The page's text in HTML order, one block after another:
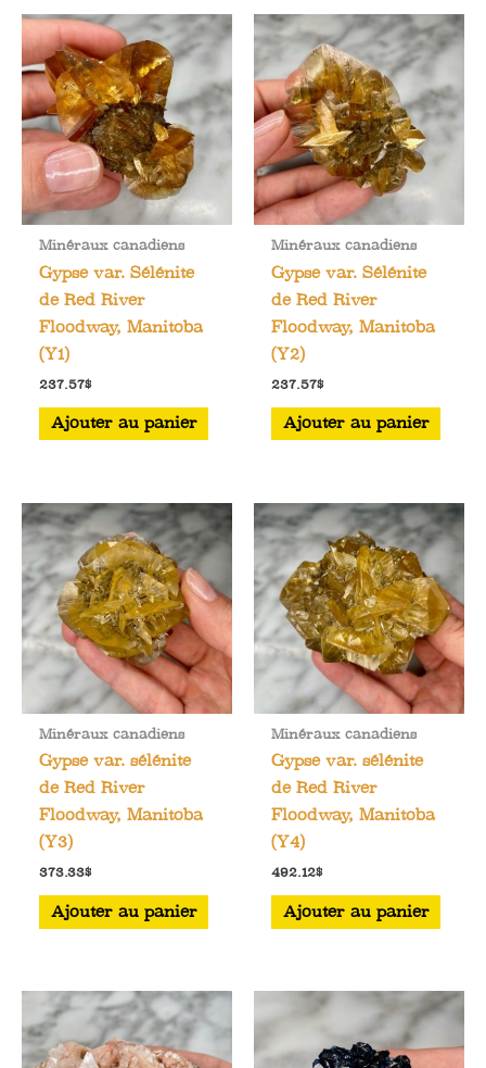
Minéraux canadiens
Gypse var. Sélénite
de Red River
Floodway, Manitoba
(Y1)
237.57$
Ajouter au panier
Minéraux canadiens
Gypse var. Sélénite
de Red River
Floodway, Manitoba
(Y2)
237.57$
Ajouter au panier
Minéraux canadiens
Gypse var. sélénite
de Red River
Floodway, Manitoba
(Y3)
373.33$
Ajouter au panier
Minéraux canadiens
Gypse var. sélénite
de Red River
Floodway, Manitoba
(Y4)
492.12$
Ajouter au panier